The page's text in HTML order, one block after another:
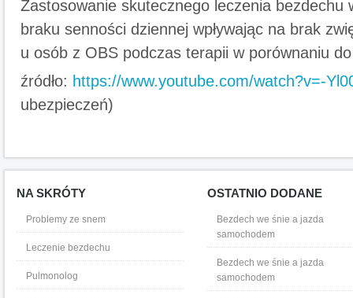
Zastosowanie skutecznego leczenia bezdechu
braku senności dziennej wpływając na brak
u osób z OBS podczas terapii w porównaniu
źródło: https://www.youtube.com/watch?v=-
ubezpieczeń)
NA SKRÓTY
Problemy ze snem
Leczenie bezdechu
Pulmonolog
OSTATNIO DODANE
Bezdech we śnie a jazda
samochodem
Bezdech we śnie a jazda
samochodem